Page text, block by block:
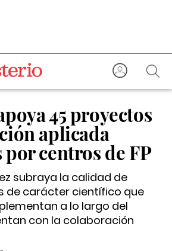
45 proyectos
aplicada
centros de FP
subraya la calidad de
de carácter científico que
a lo largo del
con la colaboración